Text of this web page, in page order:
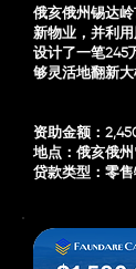
俄亥俄州锡达
新物业，并利
设计了一笔245
够灵活地翻新大
资助金额：
地点：俄亥俄
贷款类型：零